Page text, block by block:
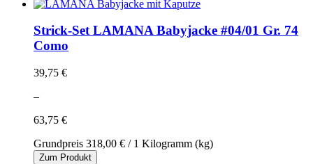
Strick-Set LAMANA Babyjacke #04/01 Gr. 74
Como
39,75 €
–
63,75 €
Grundpreis 318,00 € / 1 Kilogramm (kg)
Zum Produkt